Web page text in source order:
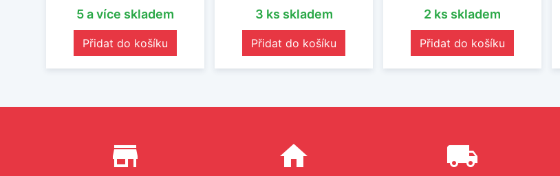
5 a více skladem
Přidat do košíku
3 ks skladem
Přidat do košíku
2 ks skladem
Přidat do košíku
Proč nakupovat u nás?
store_mall_directory home local_shipping